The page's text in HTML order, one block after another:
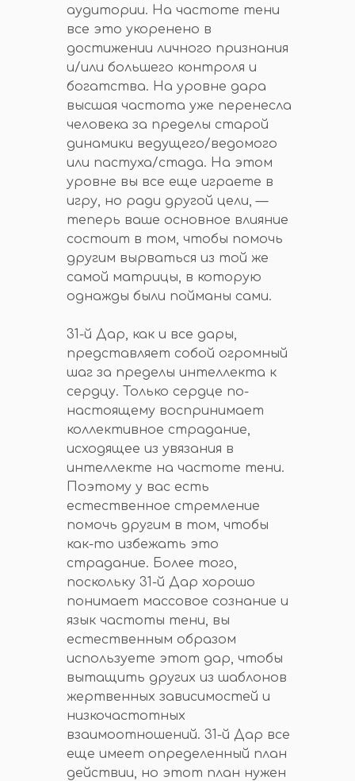
аудитории. На частоте тени
все это укоренено в
достижении личного признания
и/или большего контроля и
богатства. На уровне дара
высшая частота уже перенесла
человека за пределы старой
динамики ведущего/ведомого
или пастуха/стада. На этом
уровне вы все еще играете в
игру, но ради другой цели, —
теперь ваше основное влияние
состоит в том, чтобы помочь
другим вырваться из той же
самой матрицы, в которую
однажды были пойманы сами.
31-й Дар, как и все дары,
представляет собой огромный
шаг за пределы интеллекта к
сердцу. Только сердце по-
настоящему воспринимает
коллективное страдание,
исходящее из увязания в
интеллекте на частоте тени.
Поэтому у вас есть
естественное стремление
помочь другим в том, чтобы
как-то избежать это
страдание. Более того,
поскольку 31-й Дар хорошо
понимает массовое сознание и
язык частоты тени, вы
естественным образом
используете этот дар, чтобы
вытащить других из шаблонов
жертвенных зависимостей и
низкочастотных
взаимоотношений. 31-й Дар все
еще имеет определенный план
действии, но этот план нужен